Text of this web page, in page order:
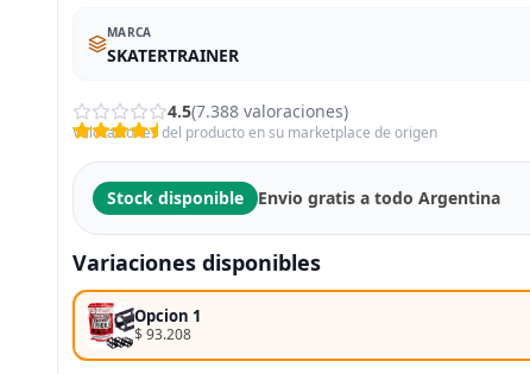
MARCA
SKATERTRAINER
4.5(7.388 valoraciones)
Valoraciones del producto en su marketplace de origen
Stock disponible Envio gratis a todo Argentina
Variaciones disponibles
Opcion 1
$ 93.208